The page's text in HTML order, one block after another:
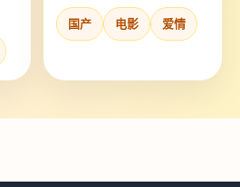
国产 电影 爱情